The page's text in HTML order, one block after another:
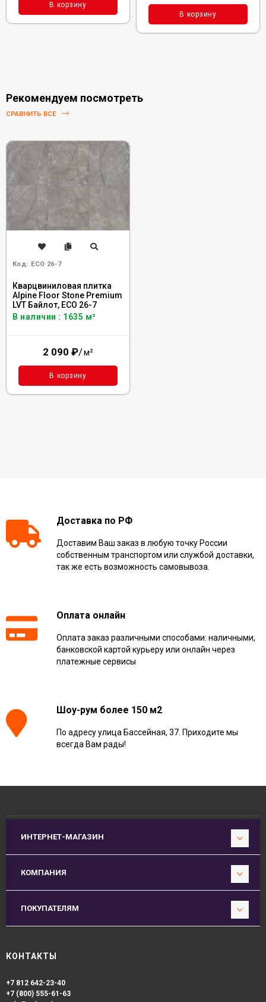
В корзину
В корзину
Рекомендуем посмотреть
СРАВНИТЬ ВСЕ
Код: ECO 26-7
Кварцвиниловая плитка
Alpine Floor Stone Premium
LVT Байлот, ECO 26-7
В наличии : 1635 м²
2 090 ₽/м²
В корзину
Доставка по РФ
Доставим Ваш заказ в любую точку России
собственным транспортом или службой доставки,
так же есть возможность самовывоза.
Оплата онлайн
Оплата заказ различными способами: наличными,
банковской картой курьеру или онлайн через
платежные сервисы
Шоу-рум более 150 м2
По адресу улица Бассейная, 37. Приходите мы
всегда Вам рады!
ИНТЕРНЕТ-МАГАЗИН
КОМПАНИЯ
ПОКУПАТЕЛЯМ
КОНТАКТЫ
+7 812 642-23-40
+7 (800) 555-61-63